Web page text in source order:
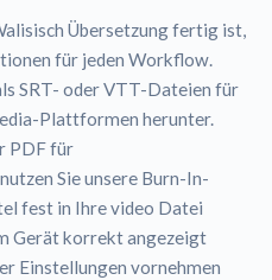
Übersetzung fertig ist,
für jeden Workflow.
SRT- oder VTT-Dateien für
Plattformen herunter.
PDF für
Sie unsere Burn-In-
fest in Ihre video Datei
Gerät korrekt angezeigt
Einstellungen vornehmen